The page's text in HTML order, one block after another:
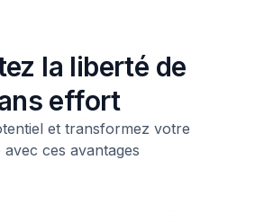
la liberté de
effort
et transformez votre
ces avantages